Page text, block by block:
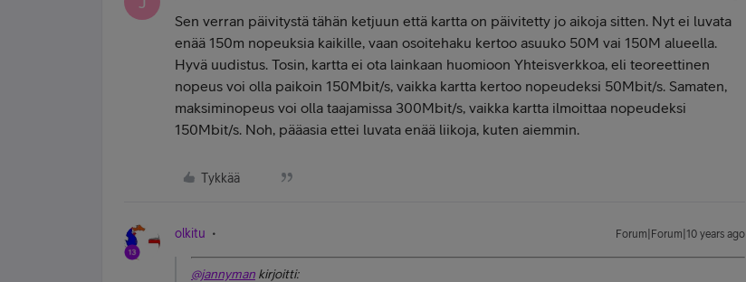
Sen verran päivitystä tähän ketjuun että kartta on päivitetty jo aikoja sitten. Nyt ei luvata
enää 150m nopeuksia kaikille, vaan osoitehaku kertoo asuuko 50M vai 150M alueella.
Hyvä uudistus. Tosin, kartta ei ota lainkaan huomioon Yhteisverkkoa, eli teoreettinen
nopeus voi olla paikoin 150Mbit/s, vaikka kartta kertoo nopeudeksi 50Mbit/s. Samaten,
maksiminopeus voi olla taajamissa 300Mbit/s, vaikka kartta ilmoittaa nopeudeksi
150Mbit/s. Noh, pääasia ettei luvata enää liikoja, kuten aiemmin.
Tykkää
olkitu Forum|Forum|10 years ago
@jannyman kirjoitti: